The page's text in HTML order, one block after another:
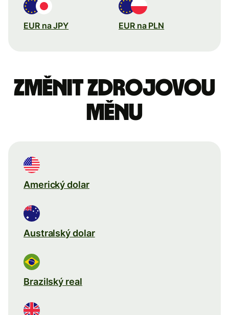
EUR na JPY EUR na PLN
Změnit zdrojovou
měnu
Americký dolar
Australský dolar
Brazilský real